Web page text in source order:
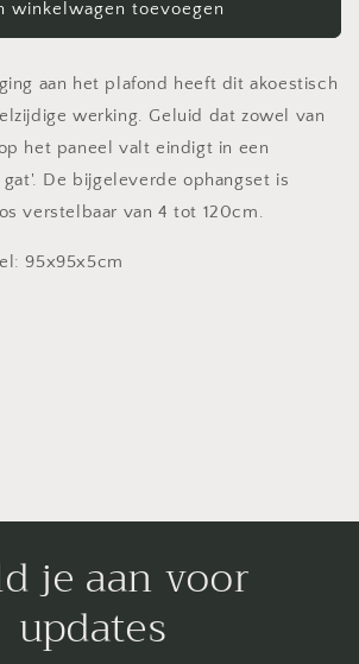
winkelwagen toevoegen
aan het plafond heeft dit akoestisch
werking. Geluid dat zowel van
het paneel valt eindigt in een
De bijgeleverde ophangset is
verstelbaar van 4 tot 120cm.
95x95x5cm
je aan voor
updates